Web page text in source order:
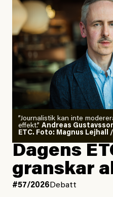
”Journalistik kan inte
effekt.” Andreas
ETC. Foto: Magnus Lejhall
Dagens
granskar
#57/2026 Debatt